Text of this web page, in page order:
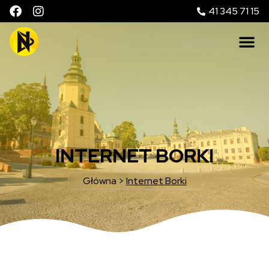
41 345 71 15
INTERNET BORKI
Główna > Internet Borki